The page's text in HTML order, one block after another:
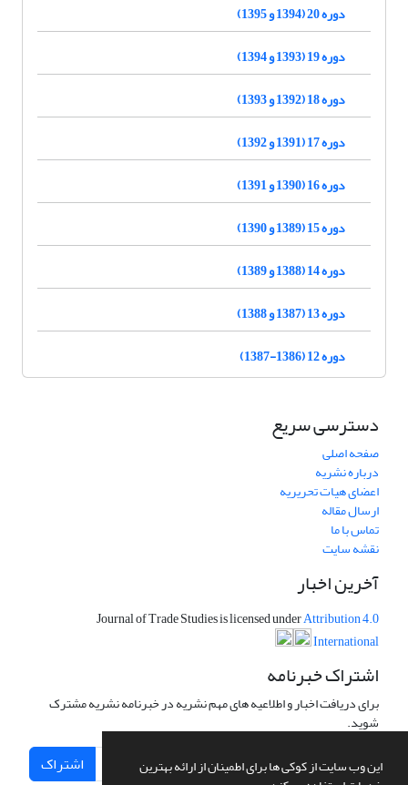
این وب سایت از کوکی ها برای اطمینان از ارائه بهترین
دوره 20 (1394 و 1395)
دوره 19 (1393 و 1394)
دوره 18 (1392 و 1393)
دوره 17 (1391 و 1392)
دوره 16 (1390 و 1391)
دوره 15 (1389 و 1390)
دوره 14 (1388 و 1389)
دوره 13 (1387 و 1388)
دوره 12 (1386-1387)
دسترسی سریع
صفحه اصلی
درباره نشریه
اعضای هیات تحریریه
ارسال مقاله
تماس با ما
نقشه سایت
آخرین اخبار
Journal of Trade Studies is licensed underAttribution 4.0
International
اشتراک خبرنامه
برای دریافت اخبار و اطلاعیه های مهم نشریه در خبرنامه نشریه مشترک
شوید.
اشتراک